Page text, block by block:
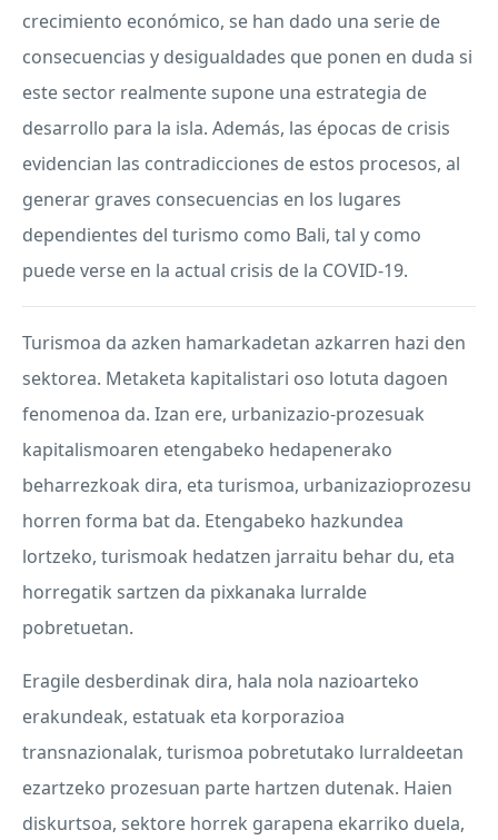
crecimiento económico, se han dado una serie de
consecuencias y desigualdades que ponen en duda si
este sector realmente supone una estrategia de
desarrollo para la isla. Además, las épocas de crisis
evidencian las contradicciones de estos procesos, al
generar graves consecuencias en los lugares
dependientes del turismo como Bali, tal y como
puede verse en la actual crisis de la COVID-19.
Turismoa da azken hamarkadetan azkarren hazi den
sektorea. Metaketa kapitalistari oso lotuta dagoen
fenomenoa da. Izan ere, urbanizazio-prozesuak
kapitalismoaren etengabeko hedapenerako
beharrezkoak dira, eta turismoa, urbanizazioprozesu
horren forma bat da. Etengabeko hazkundea
lortzeko, turismoak hedatzen jarraitu behar du, eta
horregatik sartzen da pixkanaka lurralde
pobretuetan.
Eragile desberdinak dira, hala nola nazioarteko
erakundeak, estatuak eta korporazioa
transnazionalak, turismoa pobretutako lurraldeetan
ezartzeko prozesuan parte hartzen dutenak. Haien
diskurtsoa, sektore horrek garapena ekarriko duela,